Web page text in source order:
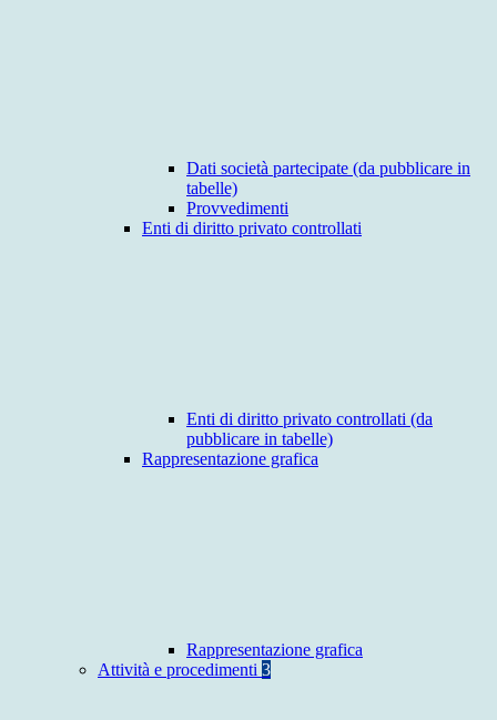
Dati società partecipate (da pubblicare in
tabelle)
Provvedimenti
Enti di diritto privato controllati
Enti di diritto privato controllati (da
pubblicare in tabelle)
Rappresentazione grafica
Rappresentazione grafica
Attività e procedimenti 3